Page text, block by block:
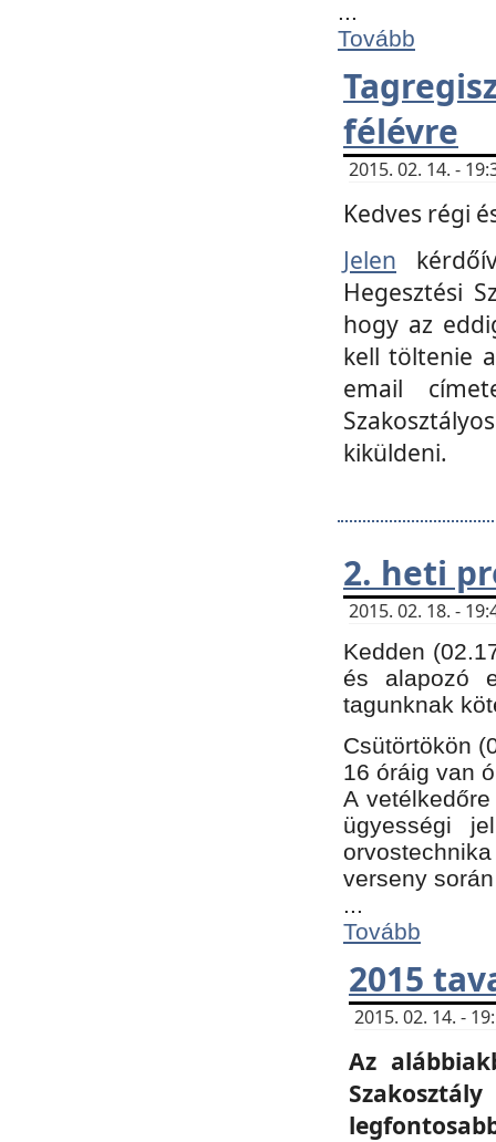
...
Tovább
félévre
2015. 02. 14. -
Kedves régi
Jelen
Hegesztési
hogy az
kell töltenie
email
kiküldeni.
2. heti
2015. 02. 18. -
Kedden
és alapozó
tagunknak
Csütörtökön
16 óráig van
A
ügyességi
verseny
...
Tovább
2015
2015. 02. 14. -
Az